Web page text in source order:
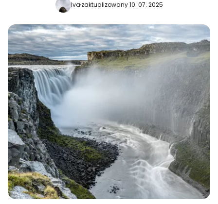
Ivazaktualizowany 10. 07. 2025
Kontynuuj z Facebookiem
Kontynuuj z e-mailem